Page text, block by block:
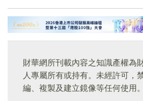
財華網所刊載內容之知識產權為
人專屬所有或持有。未經許可，
編、複製及建立鏡像等任何使用。